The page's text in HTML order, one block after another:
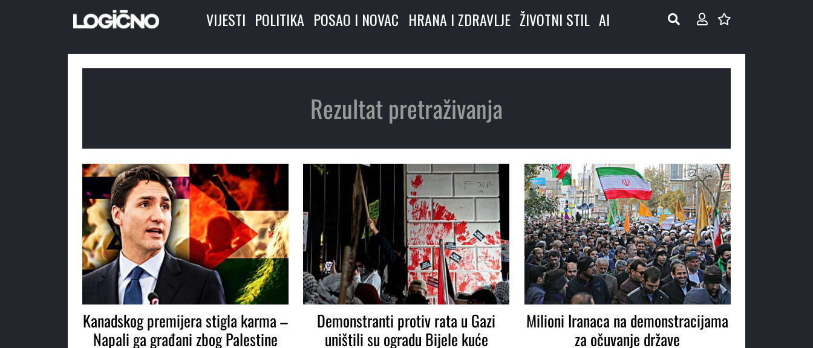
VIJESTI POLITIKA POSAO I NOVAC HRANA I ZDRAVLJE ŽIVOTNI STIL AI
Rezultat pretraživanja
Kanadskog premijera stigla karma –
Napali ga građani zbog Palestine
Demonstranti protiv rata u Gazi
uništili su ogradu Bijele kuće
Milioni Iranaca na demonstracijama
za očuvanje države